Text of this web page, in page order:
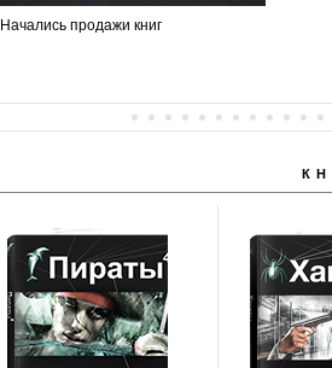
Начались продажи книг